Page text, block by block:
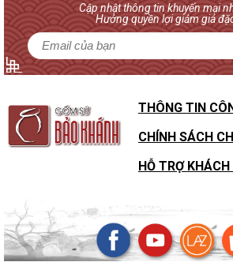
Cập nhật thông tin khuyến mại
Hưởng quyền lợi giảm giá
THÔNG TIN
CHÍNH SÁCH
HỖ TRỢ